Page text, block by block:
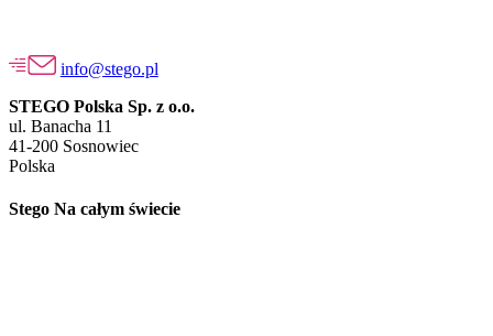
info@stego.pl
STEGO Polska Sp. z o.o.
ul. Banacha 11
41-200 Sosnowiec
Polska
Stego Na całym świecie